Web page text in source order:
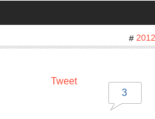
# 2012
Tweet
3